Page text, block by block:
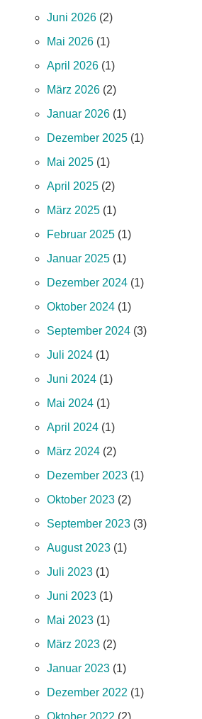
Juni 2026 (2)
Mai 2026 (1)
April 2026 (1)
März 2026 (2)
Januar 2026 (1)
Dezember 2025 (1)
Mai 2025 (1)
April 2025 (2)
März 2025 (1)
Februar 2025 (1)
Januar 2025 (1)
Dezember 2024 (1)
Oktober 2024 (1)
September 2024 (3)
Juli 2024 (1)
Juni 2024 (1)
Mai 2024 (1)
April 2024 (1)
März 2024 (2)
Dezember 2023 (1)
Oktober 2023 (2)
September 2023 (3)
August 2023 (1)
Juli 2023 (1)
Juni 2023 (1)
Mai 2023 (1)
März 2023 (2)
Januar 2023 (1)
Dezember 2022 (1)
Oktober 2022 (2)